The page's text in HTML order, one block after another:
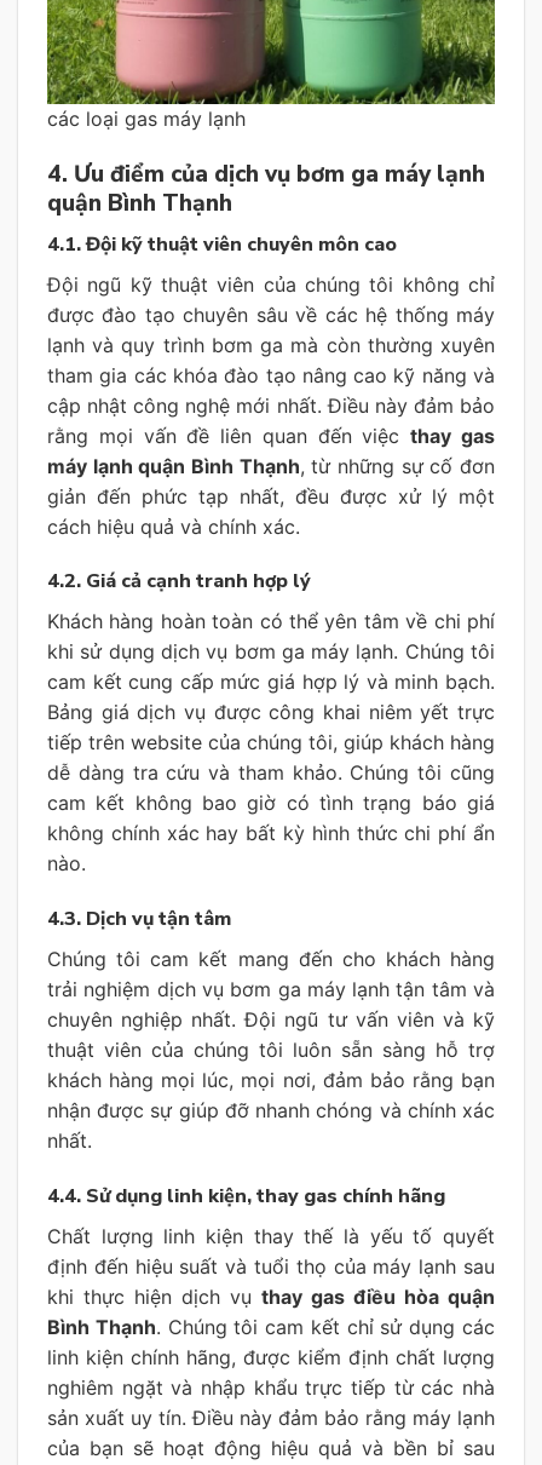
các loại gas máy lạnh
4. Ưu điểm của dịch vụ bơm ga máy lạnh
quận Bình Thạnh
4.1. Đội kỹ thuật viên chuyên môn cao
Đội ngũ kỹ thuật viên của chúng tôi không chỉ
được đào tạo chuyên sâu về các hệ thống máy
lạnh và quy trình bơm ga mà còn thường xuyên
tham gia các khóa đào tạo nâng cao kỹ năng và
cập nhật công nghệ mới nhất. Điều này đảm bảo
rằng mọi vấn đề liên quan đến việcthay gas
máy lạnh quận Bình Thạnh, từ những sự cố đơn
giản đến phức tạp nhất, đều được xử lý một
cách hiệu quả và chính xác.
4.2. Giá cả cạnh tranh hợp lý
Khách hàng hoàn toàn có thể yên tâm về chi phí
khi sử dụng dịch vụ bơm ga máy lạnh. Chúng tôi
cam kết cung cấp mức giá hợp lý và minh bạch.
Bảng giá dịch vụ được công khai niêm yết trực
tiếp trên website của chúng tôi, giúp khách hàng
dễ dàng tra cứu và tham khảo. Chúng tôi cũng
cam kết không bao giờ có tình trạng báo giá
không chính xác hay bất kỳ hình thức chi phí ẩn
nào.
4.3. Dịch vụ tận tâm
Chúng tôi cam kết mang đến cho khách hàng
trải nghiệm dịch vụ bơm ga máy lạnh tận tâm và
chuyên nghiệp nhất. Đội ngũ tư vấn viên và kỹ
thuật viên của chúng tôi luôn sẵn sàng hỗ trợ
khách hàng mọi lúc, mọi nơi, đảm bảo rằng bạn
nhận được sự giúp đỡ nhanh chóng và chính xác
nhất.
4.4. Sử dụng linh kiện, thay gas chính hãng
Chất lượng linh kiện thay thế là yếu tố quyết
định đến hiệu suất và tuổi thọ của máy lạnh sau
khi thực hiện dịch vụ thay gas điều hòa quận
Bình Thạnh. Chúng tôi cam kết chỉ sử dụng các
linh kiện chính hãng, được kiểm định chất lượng
nghiêm ngặt và nhập khẩu trực tiếp từ các nhà
sản xuất uy tín. Điều này đảm bảo rằng máy lạnh
của bạn sẽ hoạt động hiệu quả và bền bỉ sau